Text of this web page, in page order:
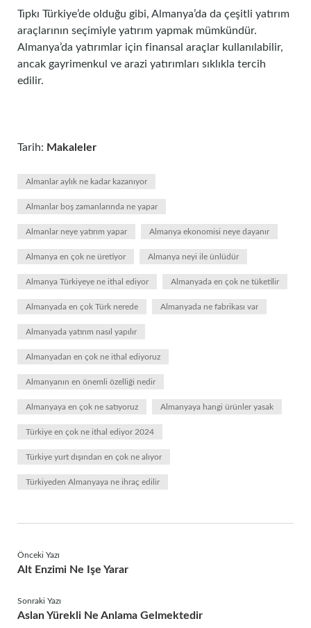
Tıpkı Türkiye’de olduğu gibi, Almanya’da da çeşitli yatırım
araçlarının seçimiyle yatırım yapmak mümkündür.
Almanya’da yatırımlar için finansal araçlar kullanılabilir,
ancak gayrimenkul ve arazi yatırımları sıklıkla tercih
edilir.
Tarih: Makaleler
Almanlar aylık ne kadar kazanıyor
Almanlar boş zamanlarında ne yapar
Almanlar neye yatırım yapar Almanya ekonomisi neye dayanır
Almanya en çok ne üretiyor Almanya neyi ile ünlüdür
Almanya Türkiyeye ne ithal ediyor Almanyada en çok ne tüketilir
Almanyada en çok Türk nerede Almanyada ne fabrikası var
Almanyada yatırım nasıl yapılır
Almanyadan en çok ne ithal ediyoruz
Almanyanın en önemli özelliği nedir
Almanyaya en çok ne satıyoruz Almanyaya hangi ürünler yasak
Türkiye en çok ne ithal ediyor 2024
Türkiye yurt dışından en çok ne alıyor
Türkiyeden Almanyaya ne ihraç edilir
Önceki Yazı
Alt Enzimi Ne Işe Yarar
Sonraki Yazı
Aslan Yürekli Ne Anlama Gelmektedir